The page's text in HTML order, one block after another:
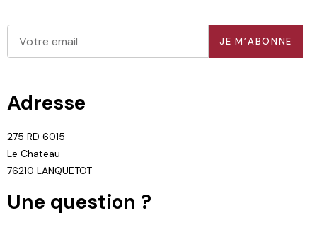
JE M’ABONNE
Adresse
275 RD 6015
Le Chateau
76210 LANQUETOT
Une question ?